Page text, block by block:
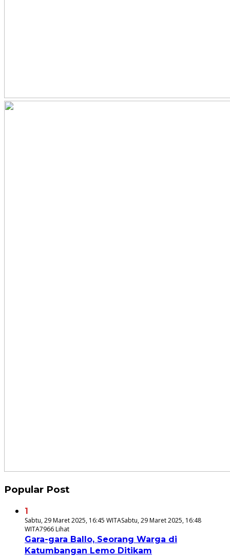
Popular Post
1
Sabtu, 29 Maret 2025, 16:45 WITASabtu, 29 Maret 2025, 16:48
WITA7966 Lihat
Gara-gara Ballo, Seorang Warga di
Katumbangan Lemo Ditikam